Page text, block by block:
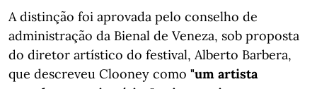
A distinção foi aprovada pelo conselho de
administração da Bienal de Veneza, sob proposta
do diretor artístico do festival, Alberto Barbera,
que descreveu Clooney como "um artista